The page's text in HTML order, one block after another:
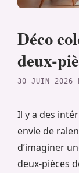
Déco
deux-
30 JUIN 2026
Il y a des
envie de
d’imaginer
deux-pièces